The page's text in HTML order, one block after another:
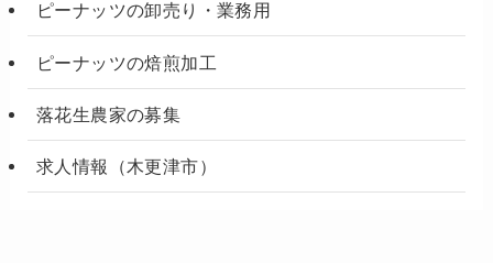
ピーナッツの卸売り・業務用
ピーナッツの焙煎加工
落花生農家の募集
求人情報（木更津市）